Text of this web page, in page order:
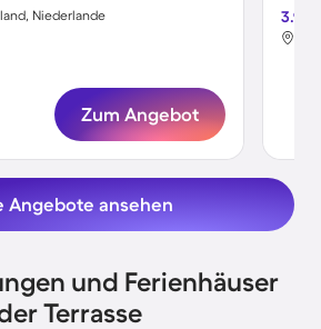
Niederlande
Zum Angebot
3.9
Angebote ansehen
und Ferienhäuser
Terrasse